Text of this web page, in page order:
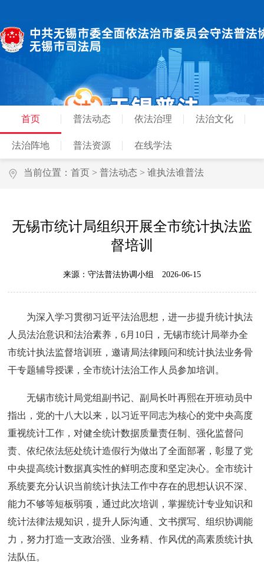
首页 普法动态 依法治理 法治文化
法治阵地 普法资源 在线学法
当前位置： 首页 > 普法动态 > 谁执法谁普法
无锡市统计局组织开展全市统计执法监
督培训
来源：守法普法协调小组 2026-06-15
为深入学习贯彻习近平法治思想，进一步提升统计执法
人员法治意识和法治素养，6月10日，无锡市统计局举办全
市统计执法监督培训班，邀请局法律顾问和统计执法业务骨
干专题辅导授课，全市统计法治工作人员参加培训。
无锡市统计局党组副书记、副局长叶再熙在开班动员中
指出，党的十八大以来，以习近平同志为核心的党中央高度
重视统计工作，对健全统计数据质量责任制、强化监督问
责、依纪依法惩处统计造假行为做出了全面部署，彰显了党
中央提高统计数据真实性的鲜明态度和坚定决心。全市统计
系统要充分认识当前统计执法工作中存在的思想认识不深、
能力不够等短板弱项，通过此次培训，掌握统计专业知识和
统计法律法规知识，提升人际沟通、文书撰写、组织协调能
力，努力打造一支政治强、业务精、作风优的高素质统计执
法队伍。